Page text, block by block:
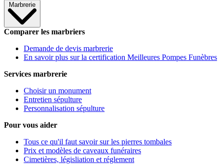
Marbrerie
Comparer les marbriers
Demande de devis marbrerie
En savoir plus sur la certification Meilleures Pompes Funèbres
Services marbrerie
Choisir un monument
Entretien sépulture
Personnalisation sépulture
Pour vous aider
Tous ce qu'il faut savoir sur les pierres tombales
Prix et modèles de caveaux funéraires
Cimetières, législiation et réglement